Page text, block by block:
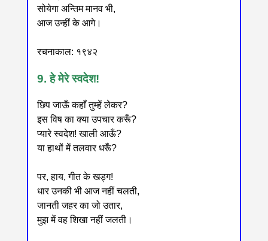
सोयेगा अन्तिम मानव भी,
आज उन्हीं के आगे।
रचनाकाल: १९४२
9. हे मेरे स्वदेश!
छिप जाऊँ कहाँ तुम्हें लेकर?
इस विष का क्या उपचार करूँ?
प्यारे स्वदेश! खाली आऊँ?
या हाथों में तलवार धरूँ?
पर, हाय, गीत के खड्ग!
धार उनकी भी आज नहीं चलती,
जानती जहर का जो उतार,
मुझ में वह शिखा नहीं जलती।